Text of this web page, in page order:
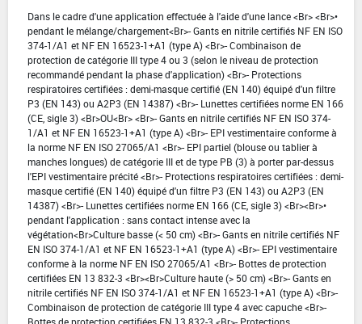
Dans le cadre d'une application effectuée à l'aide d'une lance <Br> <Br>•
pendant le mélange/chargement<Br>- Gants en nitrile certifiés NF EN ISO
374-1/A1 et NF EN 16523-1+A1 (type A) <Br>- Combinaison de
protection de catégorie III type 4 ou 3 (selon le niveau de protection
recommandé pendant la phase d'application) <Br>- Protections
respiratoires certifiées : demi-masque certifié (EN 140) équipé d'un filtre
P3 (EN 143) ou A2P3 (EN 14387) <Br>- Lunettes certifiées norme EN 166
(CE, sigle 3) <Br>OU<Br> <Br>- Gants en nitrile certifiés NF EN ISO 374-
1/A1 et NF EN 16523-1+A1 (type A) <Br>- EPI vestimentaire conforme à
la norme NF EN ISO 27065/A1 <Br>- EPI partiel (blouse ou tablier à
manches longues) de catégorie III et de type PB (3) à porter par-dessus
l'EPI vestimentaire précité <Br>- Protections respiratoires certifiées : demi-
masque certifié (EN 140) équipé d'un filtre P3 (EN 143) ou A2P3 (EN
14387) <Br>- Lunettes certifiées norme EN 166 (CE, sigle 3) <Br><Br>•
pendant l'application : sans contact intense avec la
végétation<Br>Culture basse (< 50 cm) <Br>- Gants en nitrile certifiés NF
EN ISO 374-1/A1 et NF EN 16523-1+A1 (type A) <Br>- EPI vestimentaire
conforme à la norme NF EN ISO 27065/A1 <Br>- Bottes de protection
certifiées EN 13 832-3 <Br><Br>Culture haute (> 50 cm) <Br>- Gants en
nitrile certifiés NF EN ISO 374-1/A1 et NF EN 16523-1+A1 (type A) <Br>-
Combinaison de protection de catégorie III type 4 avec capuche <Br>-